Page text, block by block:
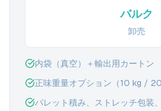
バルク
卸売
内袋（真空）＋輸出用カートン
正味重量オプション（10 kg / 20
パレット積み、ストレッチ包装